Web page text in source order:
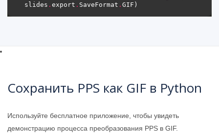
slides . export . SaveFormat .
Сохранить PPS как GIF в Python
Используйте бесплатное приложение, чтобы увидеть
демонстрацию процесса преобразования PPS в GIF.